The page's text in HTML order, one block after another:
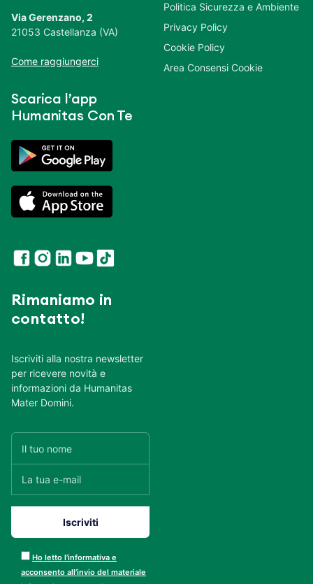
Via Gerenzano, 2
21053 Castellanza (VA)
Come raggiungerci
Scarica l’app
Humanitas Con Te
Rimaniamo in
contatto!
Iscriviti alla nostra newsletter
per ricevere novità e
informazioni da Humanitas
Mater Domini.
Ho letto l’informativa e
acconsento all’invio del materiale
Politica Sicurezza e Ambiente
Privacy Policy
Cookie Policy
Area Consensi Cookie